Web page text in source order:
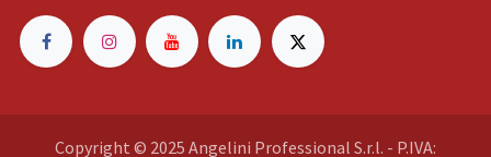
Copyright © 2025 Angelini Professional S.r.l. - P.IVA: